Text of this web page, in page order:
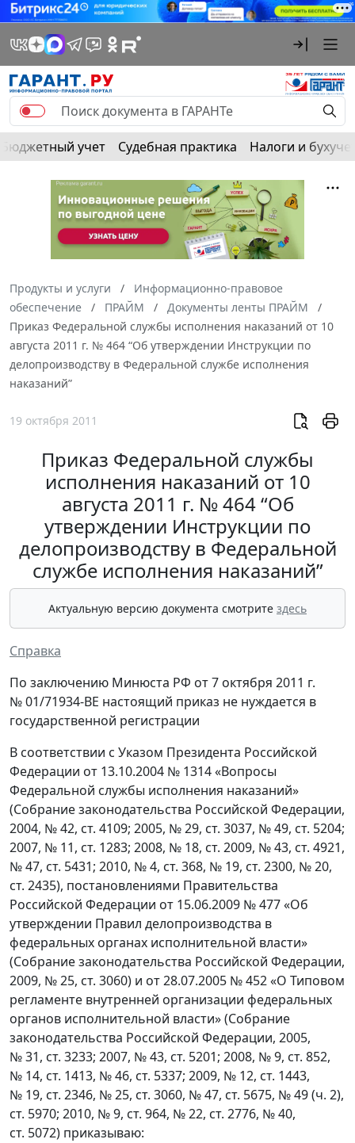
Бюджетный учет Судебная практика Налоги и
Продукты и услуги
Информационно-правовое
обеспечение
ПРАЙМ
Документы ленты ПРАЙМ
Приказ Федеральной службы исполнения наказаний от 10
августа 2011 г. № 464 “Об утверждении Инструкции по
делопроизводству в Федеральной службе исполнения
наказаний”
19 октября 2011
Приказ Федеральной службы
исполнения наказаний от 10
августа 2011 г. № 464 “Об
утверждении Инструкции по
делопроизводству в Федеральной
службе исполнения наказаний”
Актуальную версию документа смотрите здесь
Справка
По заключению Минюста РФ от 7 октября 2011 г.
№ 01/71934-ВЕ настоящий приказ не нуждается в
государственной регистрации
В соответствии с Указом Президента Российской
Федерации от 13.10.2004 № 1314 «Вопросы
Федеральной службы исполнения наказаний»
(Собрание законодательства Российской Федерации,
2004, № 42, ст. 4109; 2005, № 29, ст. 3037, № 49, ст. 5204;
2007, № 11, ст. 1283; 2008, № 18, ст. 2009, № 43, ст. 4921,
№ 47, ст. 5431; 2010, № 4, ст. 368, № 19, ст. 2300, № 20,
ст. 2435), постановлениями Правительства
Российской Федерации от 15.06.2009 № 477 «Об
утверждении Правил делопроизводства в
федеральных органах исполнительной власти»
(Собрание законодательства Российской Федерации,
2009, № 25, ст. 3060) и от 28.07.2005 № 452 «О Типовом
регламенте внутренней организации федеральных
органов исполнительной власти» (Собрание
законодательства Российской Федерации, 2005,
№ 31, ст. 3233; 2007, № 43, ст. 5201; 2008, № 9, ст. 852,
№ 14, ст. 1413, № 46, ст. 5337; 2009, № 12, ст. 1443,
№ 19, ст. 2346, № 25, ст. 3060, № 47, ст. 5675, № 49 (ч. 2),
ст. 5970; 2010, № 9, ст. 964, № 22, ст. 2776, № 40,
ст. 5072) приказываю: